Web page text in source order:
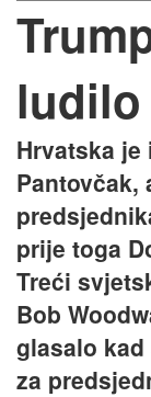
ludilo
Hrvatska je
Pantovčak,
prije toga
Treći
Bob
glasalo kad
za